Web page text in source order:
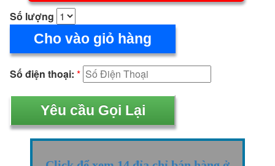
Số lượng
Cho vào giỏ hàng
Số điện thoại: *